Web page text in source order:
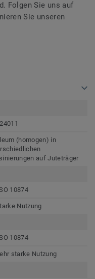
Folgen Sie uns auf
Sie unseren
(homogen) in
auf Juteträger
10874
Nutzung
10874
starke Nutzung